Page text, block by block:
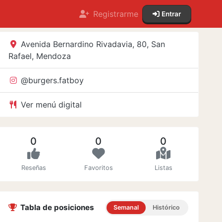
Registrarme Entrar
Avenida Bernardino Rivadavia, 80, San
Rafael, Mendoza
@burgers.fatboy
Ver menú digital
0
Reseñas
0
Favoritos
0
Listas
Tabla de posiciones Semanal Histórico